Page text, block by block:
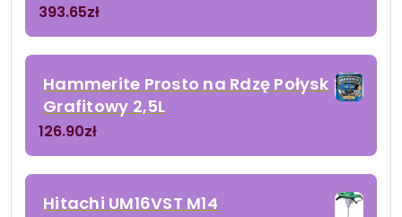
393.65zł
Hammerite Prosto na Rdzę Połysk
Grafitowy 2,5L
126.90zł
Hitachi UM16VST M14